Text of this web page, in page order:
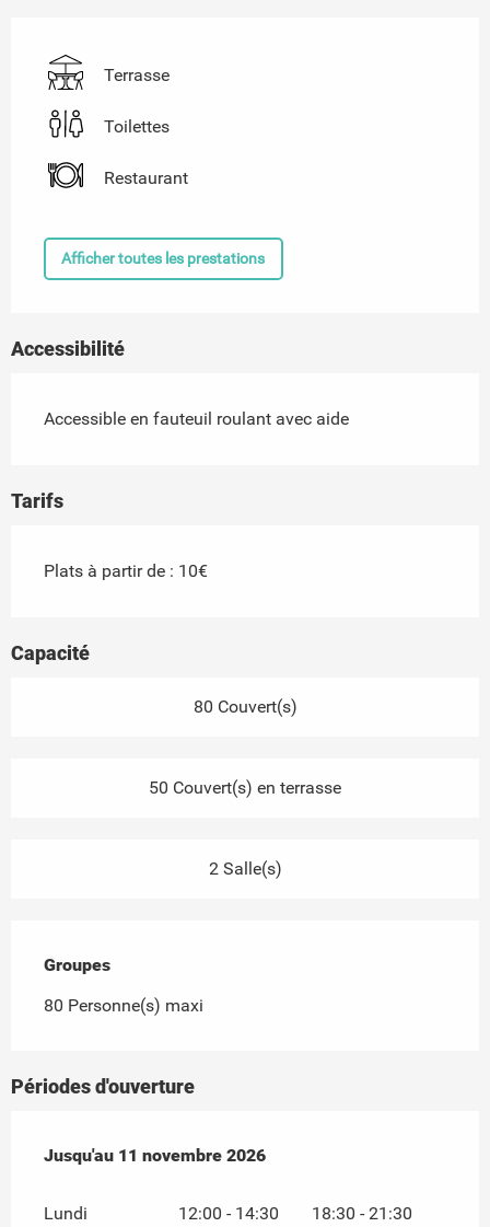
Terrasse
Toilettes
Restaurant
Afficher toutes les prestations
Accessibilité
Accessible en fauteuil roulant avec aide
Tarifs
Plats à partir de : 10€
Capacité
80 Couvert(s)
50 Couvert(s) en terrasse
2 Salle(s)
Groupes
Groupes
80 Personne(s) maxi
Périodes d'ouverture
Du16 février 2026au11 novembre 2026
Jusqu'au 11 novembre 2026
Lundi 12:00 - 14:30 18:30 - 21:30